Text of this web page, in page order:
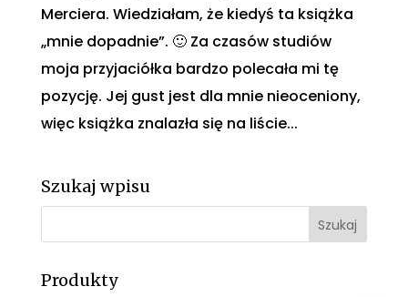
Merciera. Wiedziałam, że kiedyś ta książka
„mnie dopadnie”. 🙂 Za czasów studiów
moja przyjaciółka bardzo polecała mi tę
pozycję. Jej gust jest dla mnie nieoceniony,
więc książka znalazła się na liście...
Szukaj wpisu
Produkty